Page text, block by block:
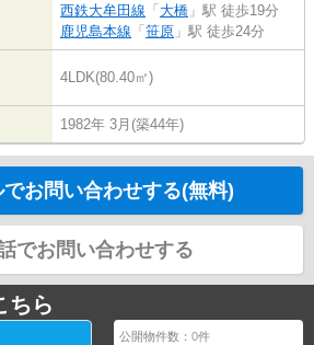
西鉄大牟田線 「 大橋 」駅 徒歩19分
鹿児島本線 「 笹原 」駅 徒歩24分
4LDK(80.40㎡)
1982年 3月(築44年)
でお問い合わせする(無料)
でお問い合わせする
ちら
公開物件数：0件